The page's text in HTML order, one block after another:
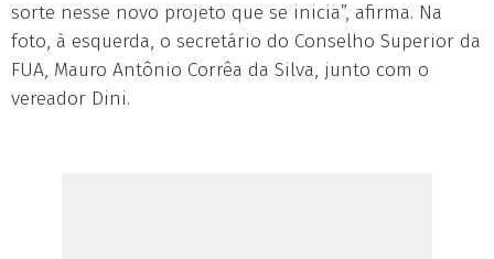
sorte nesse novo projeto que se inicia”, afirma. Na
foto, à esquerda, o secretário do Conselho Superior da
FUA, Mauro Antônio Corrêa da Silva, junto com o
vereador Dini.